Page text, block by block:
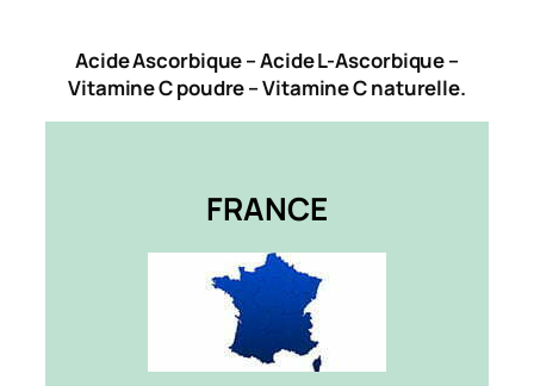
Acide Ascorbique – Acide L-Ascorbique –
Vitamine C poudre – Vitamine C naturelle.
FRANCE